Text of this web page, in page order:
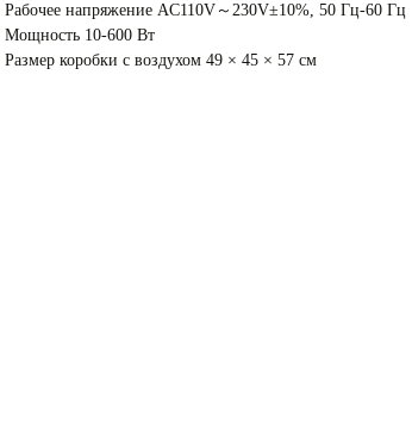
Рабочее напряжение AC110V～230V±10%, 50 Гц-60 Гц
Мощность 10-600 Вт
Размер коробки с воздухом 49 × 45 × 57 см